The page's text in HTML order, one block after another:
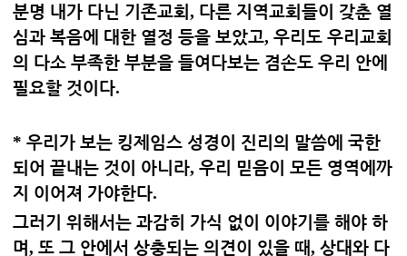
분명 내가 다닌 기존교회 , 다른 지역교회들이 갖춘 열
심과 복음에 대한 열정 등을 보았고, 우리도 우리교회
의 다소 부족한 부분을 들여다보는 겸손도 우리 안에
필요할 것이다.
* 우리가 보는 킹제임스 성경이 진리의 말씀에 국한
되어 끝내는 것이 아니라, 우리 믿음이 모든 영역에까
지 이어져 가야한다.
그러기 위해서는 과감히 가식 없이 이야기를 해야 하
며, 또 그 안에서 상충되는 의견이 있을 때, 상대와 다